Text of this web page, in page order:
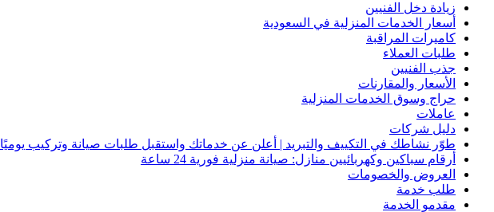
زيادة دخل الفنيين
أسعار الخدمات المنزلية في السعودية
كاميرات المراقبة
طلبات العملاء
جذب الفنيين
الأسعار والمقارنات
حراج وسوق الخدمات المنزلية
عاملات
دليل شركات
طوّر نشاطك في التكييف والتبريد | أعلن عن خدماتك واستقبل طلبات صيانة وتركيب يوميًا
أرقام سباكين وكهربائيين منازل: صيانة منزلية فورية 24 ساعة
العروض والخصومات
طلب خدمة
مقدمو الخدمة